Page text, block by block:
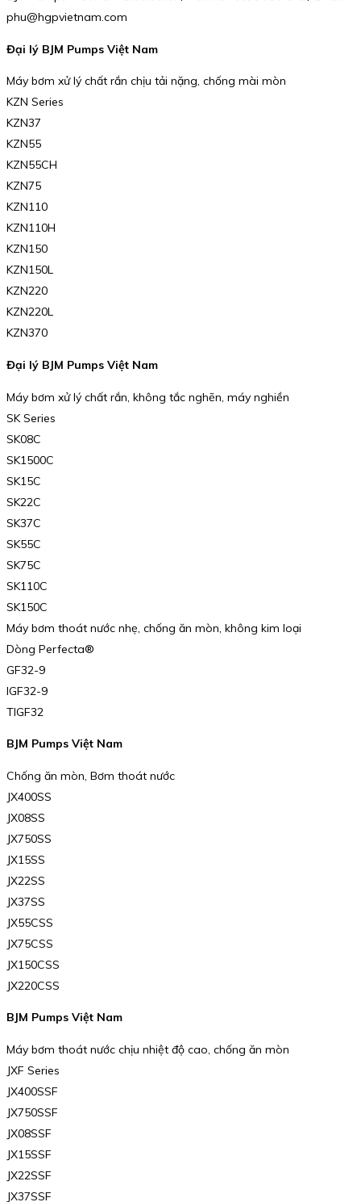
phu@hgpvietnam.com
Đại lý BJM Pumps Việt Nam
Máy bơm xử lý chất rắn chịu tải nặng, chống mài mòn
KZN Series
KZN37
KZN55
KZN55CH
KZN75
KZN110
KZN110H
KZN150
KZN150L
KZN220
KZN220L
KZN370
Đại lý BJM Pumps Việt Nam
Máy bơm xử lý chất rắn, không tắc nghẽn, máy nghiền
SK Series
SK08C
SK1500C
SK15C
SK22C
SK37C
SK55C
SK75C
SK110C
SK150C
Máy bơm thoát nước nhẹ, chống ăn mòn, không kim loại
Dòng Perfecta®
GF32-9
IGF32-9
TIGF32
BJM Pumps Việt Nam
Chống ăn mòn, Bơm thoát nước
JX400SS
JX08SS
JX750SS
JX15SS
JX22SS
JX37SS
JX55CSS
JX75CSS
JX150CSS
JX220CSS
BJM Pumps Việt Nam
Máy bơm thoát nước chịu nhiệt độ cao, chống ăn mòn
JXF Series
JX400SSF
JX750SSF
JX08SSF
JX15SSF
JX22SSF
JX37SSF